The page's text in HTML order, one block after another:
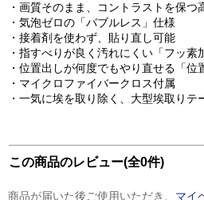
・画質そのまま、コントラストを保つ
・気泡ゼロの「バブルレス」仕様
・接着剤を使わず、貼り直し可能
・指すべりが良く汚れにくい「フッ素
・位置出しが何度でもやり直せる「位
・マイクロファイバークロス付属
・一気に埃を取り除く、大型埃取りテ
この商品のレビュー(全0件)
商品が届いた後ご使用いただき、 マイ